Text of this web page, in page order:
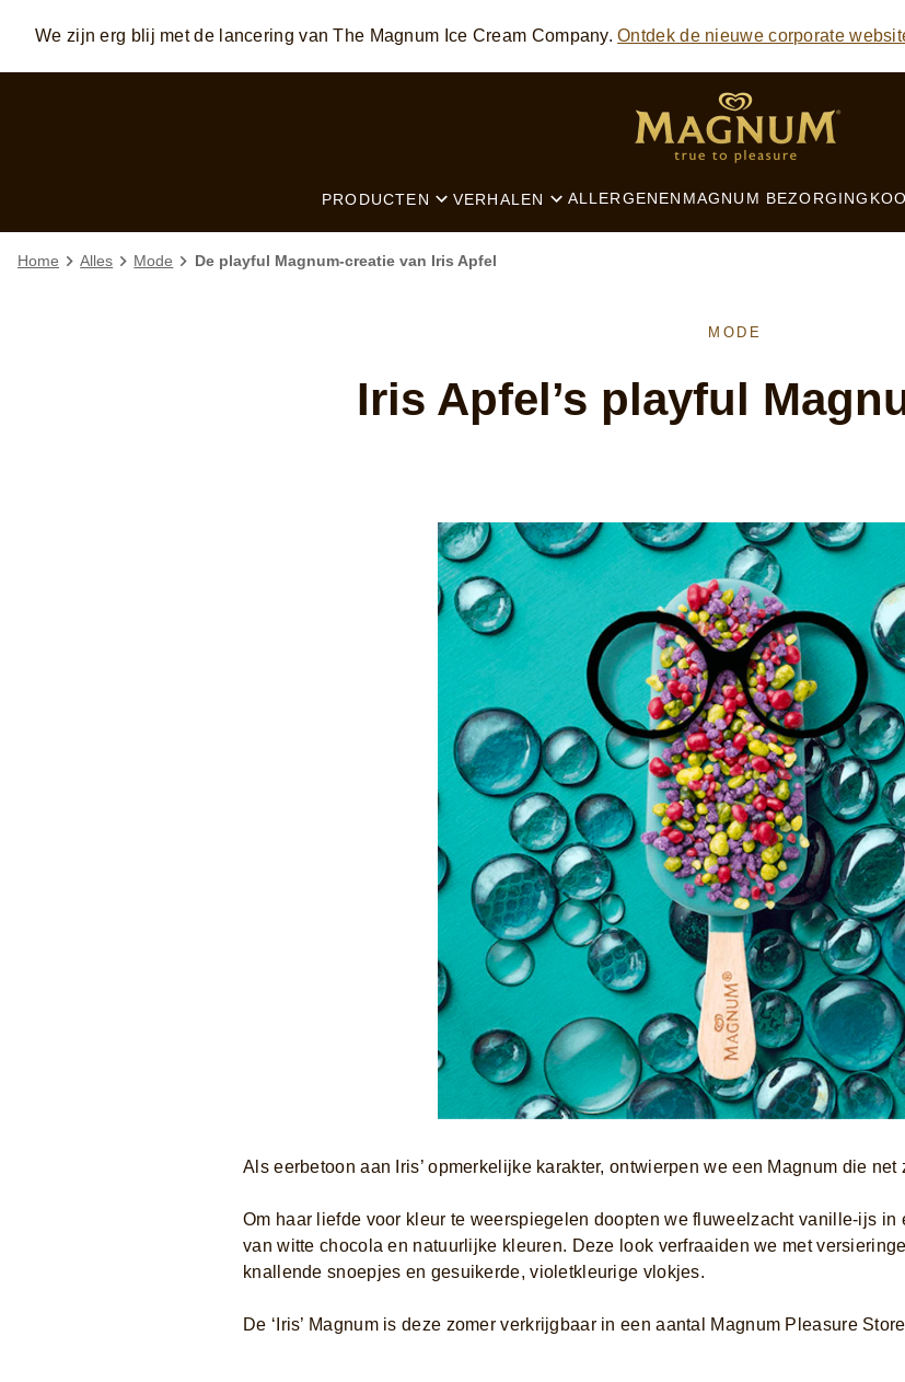
Skip to: MAIN CONTENT FOOTER SEARCH
We zijn erg blij met de lancering van The Magnum Ice Cream Company. Ontdek de nieuwe corporate
PRODUCTEN VERHALEN ALLERGENEN MAGNUM BEZORGING
Home Alles Mode De playful Magnum-creatie van Iris Apfel
MODE
Iris Apfel’s playful
Als eerbetoon aan Iris’ opmerkelijke karakter, ontwierpen we een Magnum die
Om haar liefde voor kleur te weerspiegelen doopten we fluweelzacht vanille-ijs in
van witte chocola en natuurlijke kleuren. Deze look verfraaiden we met
knallende snoepjes en gesuikerde, violetkleurige vlokjes.
De ‘Iris’ Magnum is deze zomer verkrijgbaar in een aantal Magnum Pleasure